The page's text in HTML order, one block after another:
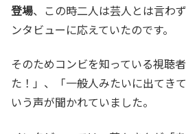
登場、この時二人は芸人とは言わ
ンタビューに応えていたのです。
そのためコンビを知っている視聴
た！」、「一般人みたいに出てき
いう声が聞かれていました。